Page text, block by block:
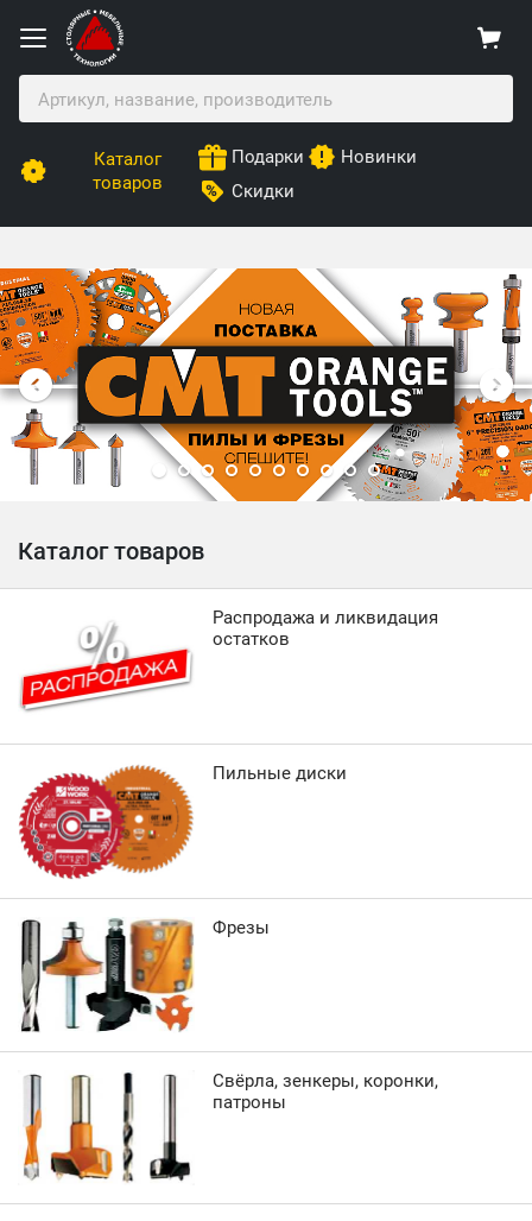
Каталог
товаров
Подарки
Новинки
Скидки
Столярные Мебельные Технологии
Каталог товаров
Распродажа и ликвидация
остатков
Пильные диски
Фрезы
Свёрла, зенкеры, коронки,
патроны